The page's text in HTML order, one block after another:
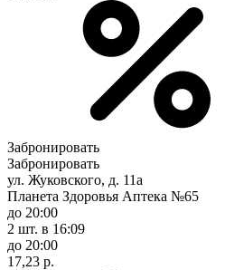
Забронировать
Забронировать
ул. Жуковского, д. 11а
Планета Здоровья Аптека №65
до 20:00
2 шт. в 16:09
до 20:00
17,23 р.